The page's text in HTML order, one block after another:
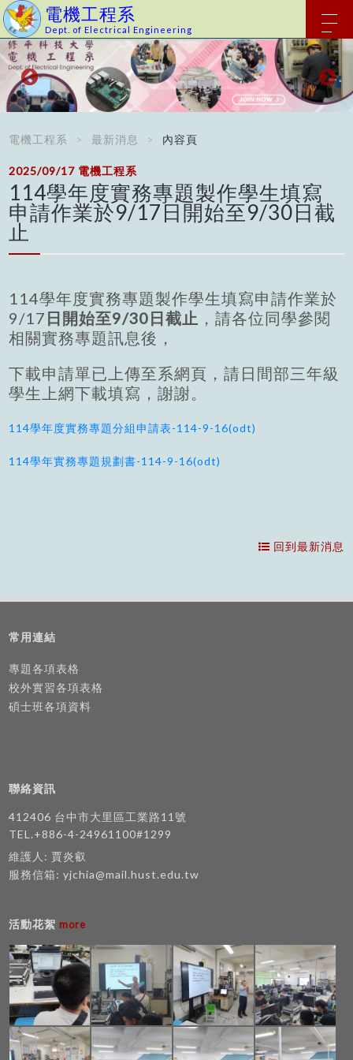
電機工程系
Dept. of Electrical Engineering
電機工程系 最新消息 內容頁
2025/09/17 電機工程系
114學年度實務專題製作學生填寫
申請作業於9/17日開始至9/30日截
止
114學年度實務專題製作學生填寫申請作業於
9/17 日開始至9/30日截止 ，請各位同學參閱
相關實務專題訊息後，
下載申請單已上傳至系網頁，請日間部三年級
學生上網下載填寫，謝謝。
114學年度實務專題分組申請表-114-9-16(odt)
114學年實務專題規劃書-114-9-16(odt)
回到最新消息
常用連結
專題各項表格
校外實習各項表格
碩士班各項資料
聯絡資訊
412406 台中市大里區工業路11號
TEL.+886-4-24961100#1299
維護人: 賈炎叡
服務信箱:yjchia@mail.hust.edu.tw
活動花絮 more